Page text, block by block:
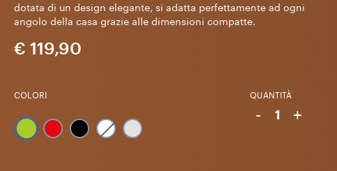
dotata di un design elegante, si adatta perfettamente ad ogni
angolo della casa grazie alle dimensioni compatte.
€ 119,90
COLORI QUANTITÀ
- 1 +